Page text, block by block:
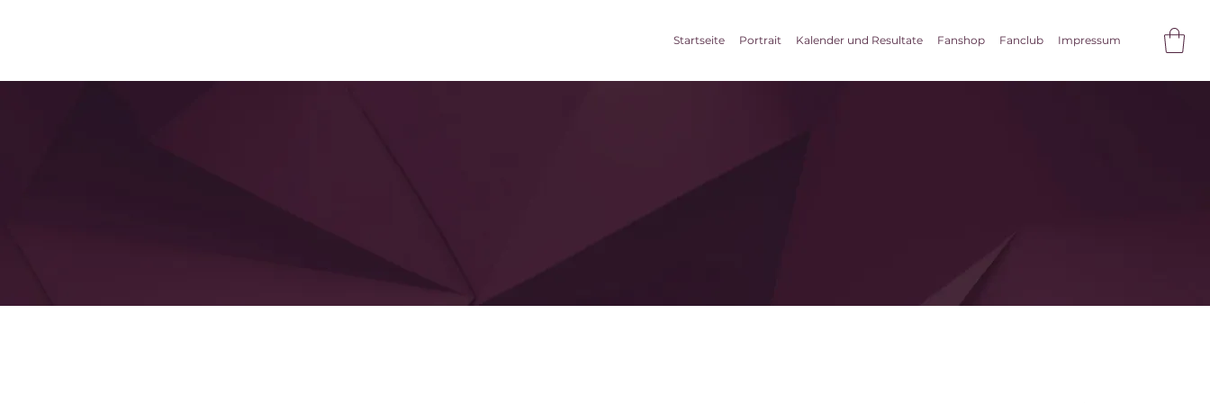
Startseite Portrait Kalender und Resultate Fanshop Fanclub Impressum